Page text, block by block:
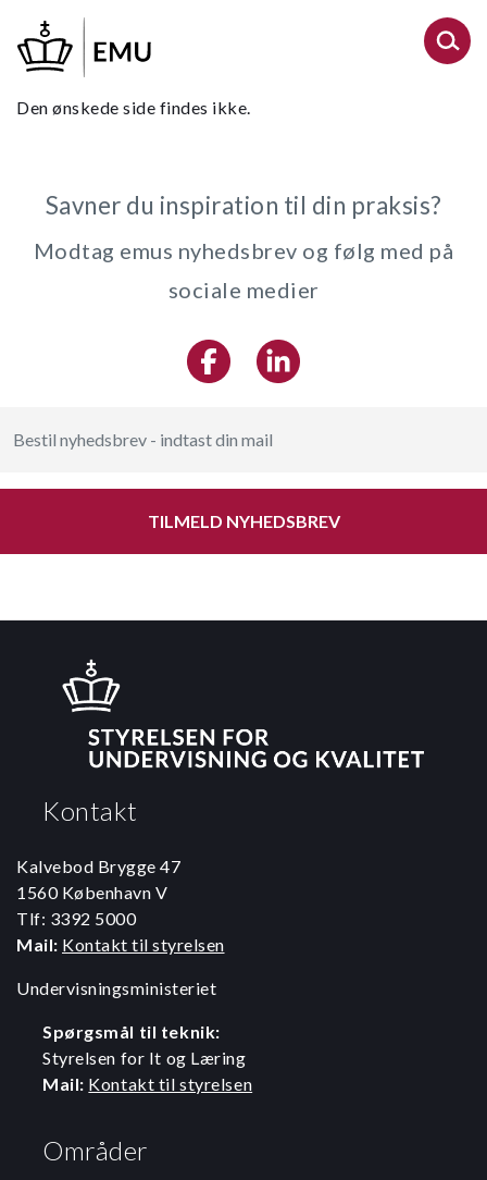
hovedindhold
Den ønskede side findes ikke.
Savner du inspiration til din praksis?
Modtag emus nyhedsbrev og følg med på
sociale medier
TILMELD NYHEDSBREV
Kontakt
Kalvebod Brygge 47
1560 København V
Tlf: 3392 5000
Mail: Kontakt til styrelsen
Undervisningsministeriet
Spørgsmål til teknik:
Styrelsen for It og Læring
Mail: Kontakt til styrelsen
Områder